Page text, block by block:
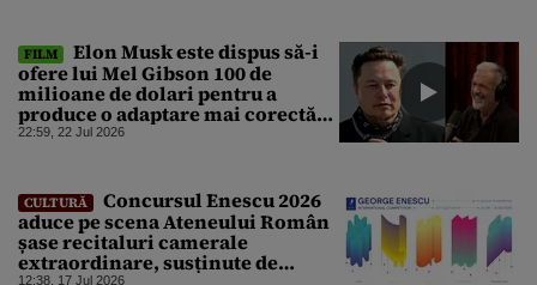
FILM
Elon Musk este dispus să-i
ofere lui Mel Gibson 100 de
milioane de dolari pentru a
produce o adaptare mai corectă
istoric după „Odiseea” lui Homer
22:59, 22 Jul 2026
CULTURĂ
Concursul Enescu 2026
aduce pe scena Ateneului Român
șase recitaluri camerale
extraordinare, susținute de
12:38, 17 Jul 2026